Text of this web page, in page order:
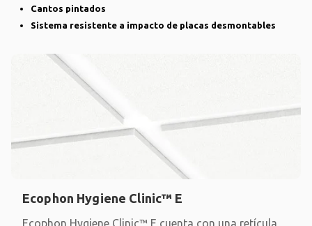
Cantos pintados
Sistema resistente a impacto de placas desmontables
Ecophon Hygiene Clinic™ E
Ecophon Hygiene Clinic™ E cuenta con una retícula